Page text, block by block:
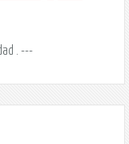
. ---